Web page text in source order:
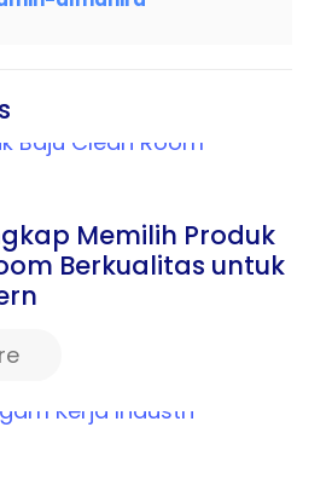
Memilih Produk
Berkualitas untuk